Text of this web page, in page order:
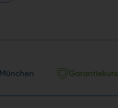
München Garantiekurs
Datum und Uhrzeit